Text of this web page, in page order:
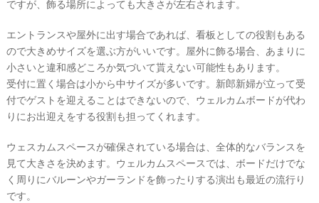
ですが、飾る場所によっても大きさが左右されます。
エントランスや屋外に出す場合であれば、看板としての役割もある
ので大きめサイズを選ぶ方がいいです。屋外に飾る場合、あまりに
小さいと違和感どころか気づいて貰えない可能性もあります。
受付に置く場合は小から中サイズが多いです。新郎新婦が立って受
付でゲストを迎えることはできないので、ウェルカムボードが代わ
りにお出迎えをする役割も担ってくれます。
ウェスカムスペースが確保されている場合は、全体的なバランスを
見て大きさを決めます。ウェルカムスペースでは、ボードだけでな
く周りにバルーンやガーランドを飾ったりする演出も最近の流行り
です。
ェ
デ
ィ